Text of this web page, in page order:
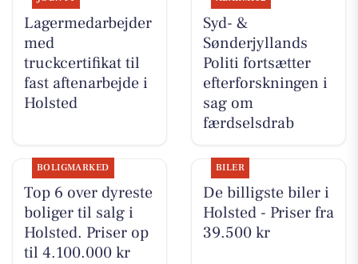
Lagermedarbejder
med
truckcertifikat til
fast aftenarbejde i
Holsted
Syd- &
Sønderjyllands
Politi fortsætter
efterforskningen i
sag om
færdselsdrab
BOLIGMARKED
Top 6 over dyreste
boliger til salg i
Holsted. Priser op
til 4.100.000 kr
BILER
De billigste biler i
Holsted - Priser fra
39.500 kr